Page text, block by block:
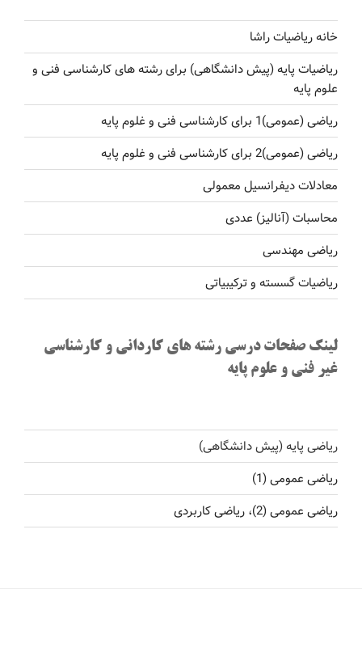
خانه ریاضیات راشا
ریاضیات پایه (پیش دانشگاهی) برای رشته های کارشناسی فنی و
علوم پایه
ریاضی (عمومی)1 برای کارشناسی فنی و غلوم پایه
ریاضی (عمومی)2 برای کارشناسی فنی و غلوم پایه
معادلات دیفرانسیل معمولی
محاسبات (آنالیز) عددی
ریاضی مهندسی
ریاضیات گسسته و ترکیبیاتی
لینک صفحات درسی رشته های کاردانی و کارشناسی
غیر فنی و علوم پایه
ریاضی پایه (پیش دانشگاهی)
ریاضی عمومی (1)
ریاضی عمومی (2)، ریاضی کاربردی